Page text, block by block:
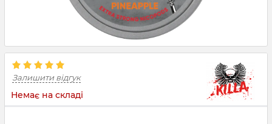
Залишити відгук
Немає на складі